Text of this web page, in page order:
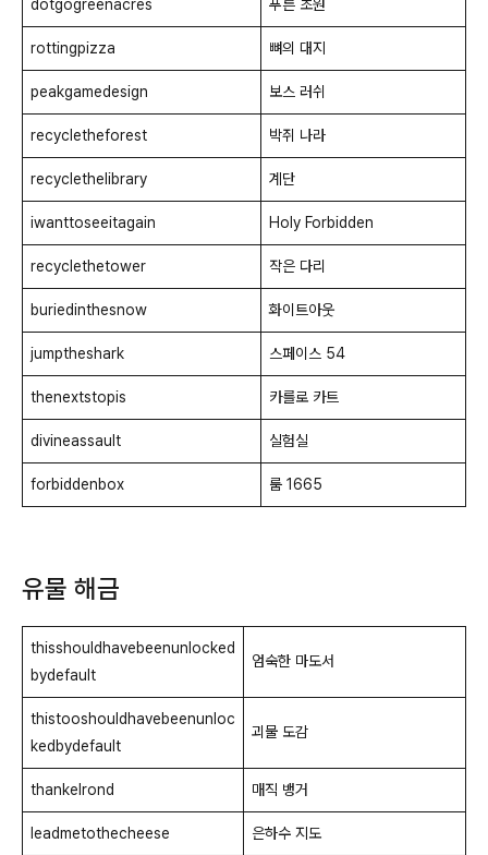
dotgogreenacres 푸른 초원
rottingpizza 뼈의 대지
peakgamedesign 보스 러쉬
recycletheforest 박쥐 나라
recyclethelibrary 계단
iwanttoseeitagain Holy Forbidden
recyclethetower 작은 다리
buriedinthesnow 화이트아웃
jumptheshark 스페이스 54
thenextstopis 카를로 카트
divineassault 실험실
forbiddenbox 룸 1665
유물 해금
thisshouldhavebeenunlocked
bydefault
엄숙한 마도서
thistooshouldhavebeenunloc
kedbydefault
괴물 도감
thankelrond 매직 뱅거
leadmetothecheese 은하수 지도